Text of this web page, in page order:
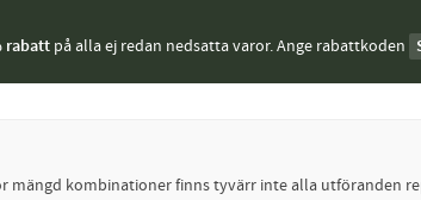
rabattpå alla ej redan nedsatta varor. Ange rabattkoden
mängd kombinationer finns tyvärr inte alla utföranden